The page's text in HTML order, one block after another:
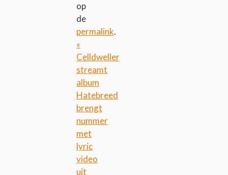
op
de
permalink.
«
Celldweller
streamt
album
Hatebreed
brengt
nummer
met
lyric
video
uit